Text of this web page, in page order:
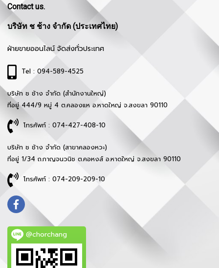
Contact us.
บริษัท ช ช้าง จำกัด (ประเทศไทย)
ฝ่ายขายออนไลน์ จัดส่งทั่วประเทศ
Tel : 094-589-4525
บริษัท ช ช้าง จำกัด (สำนักงานใหญ่)
ที่อยู่ 444/9 หมู่ 4 ต.คลองแห อ.หาดใหญ่ จ.สงขลา 90110
โทรศัพท์ : 074-427-408-10
บริษัท ช ช้าง จำกัด (สาขาคลองหวะ)
ที่อยู่ 1/34 ถ.กาญจนวนิช ต.คอหงส์ อ.หาดใหญ่ จ.สงขลา 90110
โทรศัพท์ : 074-209-209-10
@chorchang